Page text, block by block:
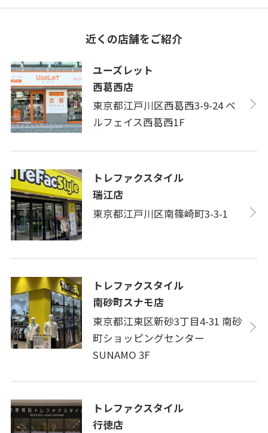
近くの店舗をご紹介
ユーズレット
西葛西店
東京都江戸川区西葛西3-9-24 ベ
ルフェイス西葛西1F
トレファクスタイル
瑞江店
東京都江戸川区南篠崎町3-3-1
トレファクスタイル
南砂町スナモ店
東京都江東区新砂3丁目4-31 南砂
町ショッピングセンター
SUNAMO 3F
トレファクスタイル
行徳店